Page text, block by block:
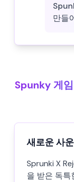
만들
Spunky 게
새로운 사
Sprunki X
을 받은 독